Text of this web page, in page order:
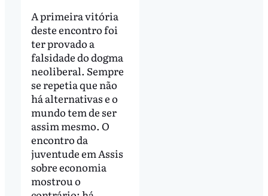
A primeira vitória
deste encontro foi
ter provado a
falsidade do dogma
neoliberal. Sempre
se repetia que não
há alternativas e o
mundo tem de ser
assim mesmo. O
encontro da
juventude em Assis
sobre economia
mostrou o